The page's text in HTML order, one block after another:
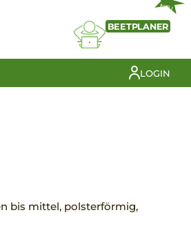
NEU
BEETPLANER
LOGIN
bis mittel, polsterförmig,